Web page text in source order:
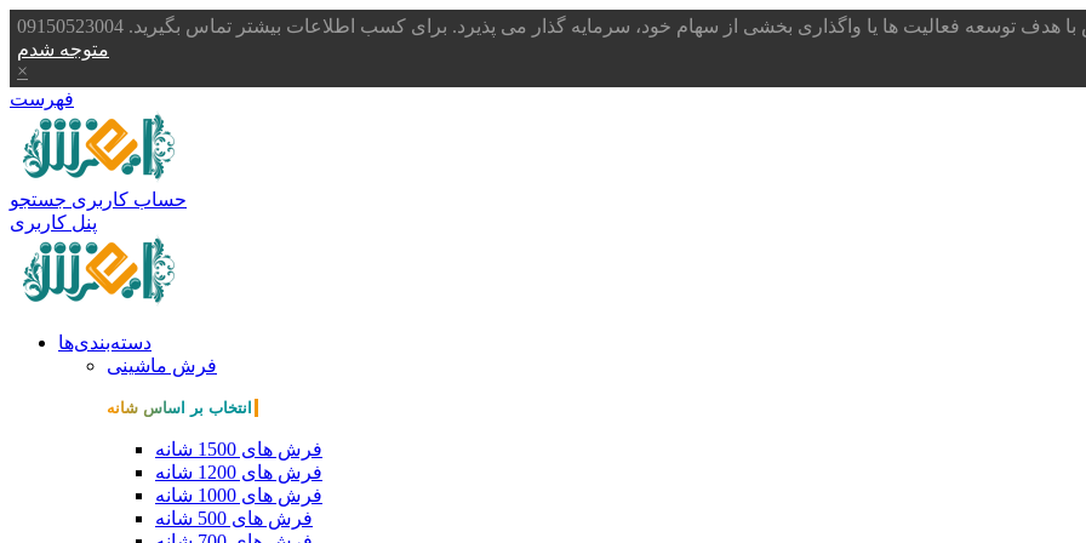
با هدف توسعه فعالیت ها یا واگذاری بخشی از سهام خود، سرمایه گذار می پذیرد. برای کسب اطلاعات بیشتر تماس بگیرید. 09150523004
متوجه شدم
×
فهرست
حساب کاربری جستجو
پنل کاربری
دسته‌بندی‌ها
فرش ماشینی
انتخاب بر اساس شانه
فرش های 1500 شانه
فرش های 1200 شانه
فرش های 1000 شانه
فرش های 500 شانه